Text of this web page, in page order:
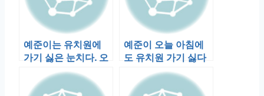
예준이는 유치원에
가기 싫은 눈치다. 오
늘도 유치원에 갈거
니?라고 묻자 …
예준이 오늘 아침에
도 유치원 가기 싫다
며 울었는데, 어떻게
됐을까?